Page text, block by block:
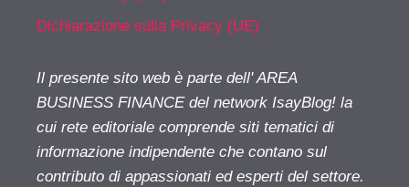
Dichiarazione sulla Privacy (UE)
Il presente sito web è parte dell' AREA
BUSINESS FINANCE del network IsayBlog! la
cui rete editoriale comprende siti tematici di
informazione indipendente che contano sul
contributo di appassionati ed esperti del settore.